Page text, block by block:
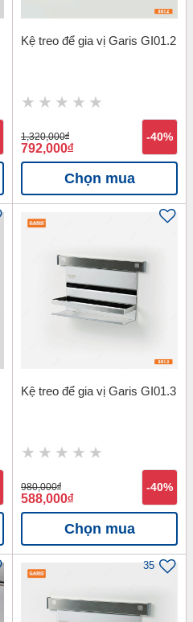
Kệ treo để gia vị Garis GI01.2
1,320,000đ
792,000đ
-40%
Chọn mua
Kệ treo để gia vị Garis GI01.3
980,000đ
588,000đ
-40%
Chọn mua
35